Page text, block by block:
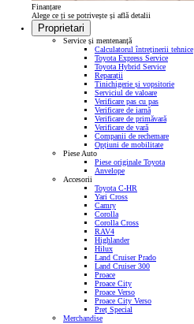
Finanțare
Alege ce ți se potrivește și află detalii
Proprietari
Service și mentenanță
Calculatorul întreținerii tehnice
Toyota Express Service
Toyota Hybrid Service
Reparații
Tinichigerie și vopsitorie
Serviciul de valoare
Verificare pas cu pas
Verificare de iarnă
Verificare de primăvară
Verificare de vară
Companii de rechemare
Opțiuni de mobilitate
Piese Auto
Piese originale Toyota
Anvelope
Accesorii
Toyota C-HR
Yari Cross
Camry
Corolla
Corolla Cross
RAV4
Highlander
Hilux
Land Cruiser Prado
Land Cruiser 300
Proace
Proace City
Proace Verso
Proace City Verso
Preț Special
Merchandise